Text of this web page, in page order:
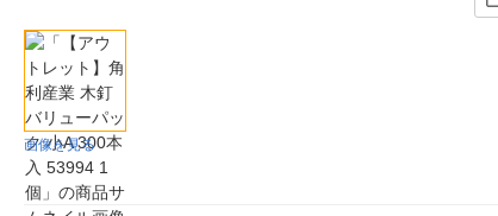
画像を見る